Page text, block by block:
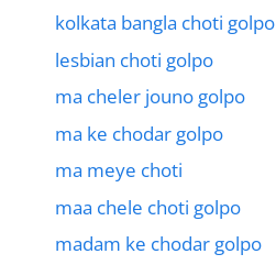
kolkata bangla choti golpo
lesbian choti golpo
ma cheler jouno golpo
ma ke chodar golpo
ma meye choti
maa chele choti golpo
madam ke chodar golpo